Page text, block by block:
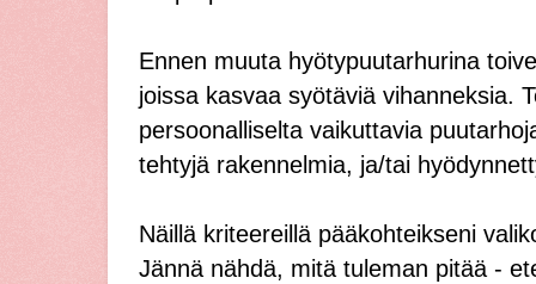
Ennen muuta hyötypuutarhurina
joissa kasvaa syötäviä vihanneksia.
persoonalliselta vaikuttavia
tehtyjä rakennelmia, ja/tai
Näillä kriteereillä pääkohteikseni
Jännä nähdä, mitä tuleman pitää -